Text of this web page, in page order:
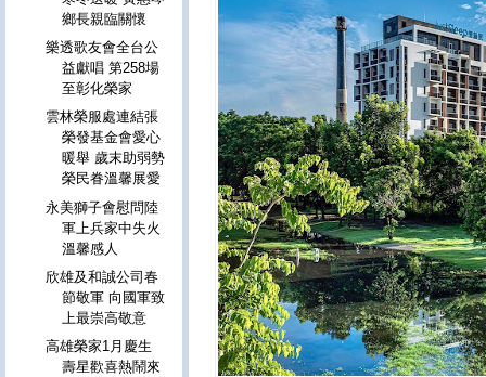
鄉長親臨關懷
樂透歌友會全台公
益獻唱 第258場
至彰化榮家
雲林榮服處連結張
榮發基金會愛心
暖舉 歲末助弱勢
榮民眷溫馨展愛
永美獅子會慰問陸
軍上兵家中失火
溫馨感人
欣雄及和誠公司春
節敬軍 向國軍致
上最崇高敬意
高雄榮家1月慶生
壽星歡喜熱鬧來